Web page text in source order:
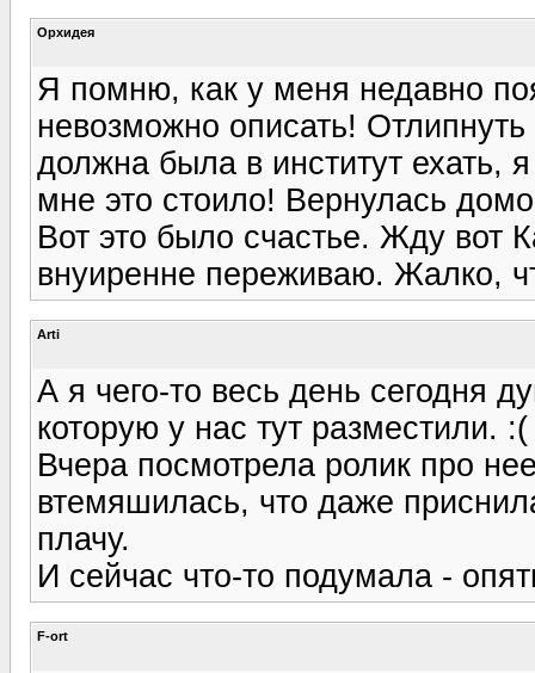
Орхидея
Я помню, как у меня недавно
невозможно описать!
должна была в институт ехать,
мне это стоило! Вернулась
Вот это было счастье. Жду вот
внуиренне переживаю. Жалко,
Arti
А я чего-то весь день сегодня
которую у нас тут разместили. :(
Вчера посмотрела ролик про
втемяшилась, что даже
плачу.
И сейчас что-то подумала -
F-ort